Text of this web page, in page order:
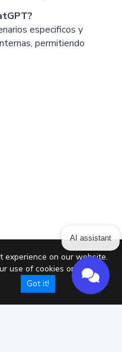
experience on our website.
use of cookies or setup
Got it!
especificos y
permitiendo
AI assistant